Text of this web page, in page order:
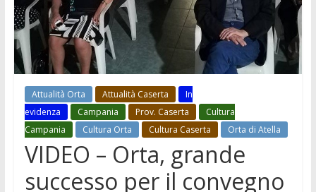
Attualità Orta Attualità Caserta
In
evidenza
Campania Prov. Caserta
Cultura
Campania
Cultura Orta Cultura Caserta Orta di Atella
VIDEO – Orta, grande
successo per il convegno